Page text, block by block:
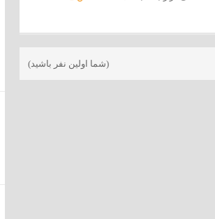
(شما اولین نفر باشید)